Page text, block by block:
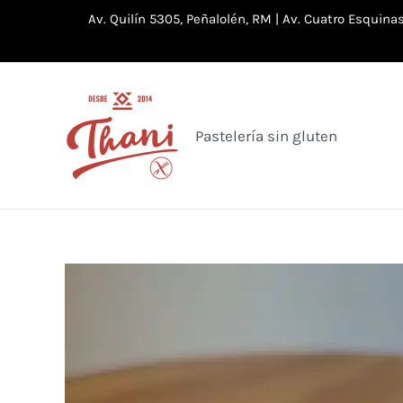
contenido
Av. Quilín 5305, Peñalolén, RM | Av. Cuatro
Pastelería sin gluten